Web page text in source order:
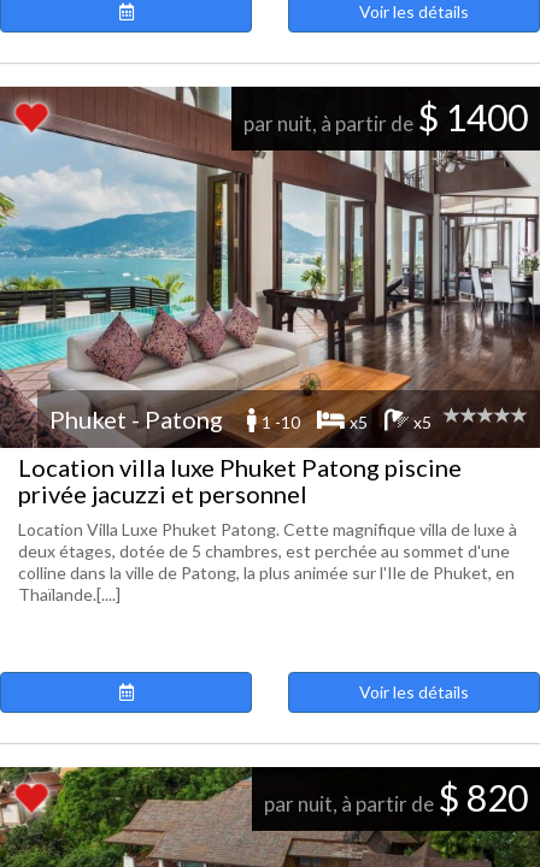
Voir les détails
par nuit, à partir de $ 1400
Phuket - Patong 1 -10 x5 x5
Location villa luxe Phuket Patong piscine
privée jacuzzi et personnel
Location Villa Luxe Phuket Patong. Cette magnifique villa de luxe à
deux étages, dotée de 5 chambres, est perchée au sommet d'une
colline dans la ville de Patong, la plus animée sur l'Ile de Phuket, en
Thaïlande.[....]
Voir les détails
par nuit, à partir de $ 820